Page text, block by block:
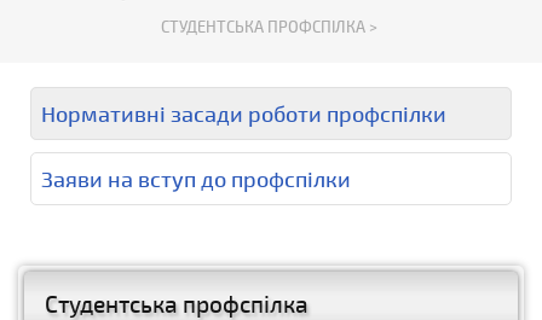
СТУДЕНТСЬКА ПРОФСПІЛКА >
Студентська профспілка
Нормативні засади роботи профспілки
Заяви на вступ до профспілки